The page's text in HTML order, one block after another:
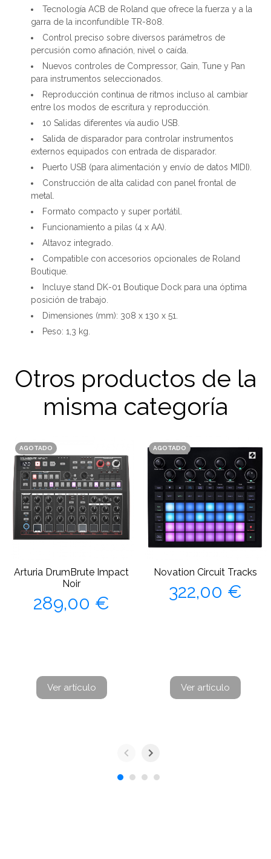
Tecnología ACB de Roland que ofrece la fuerza y a la
garra de la inconfundible TR-808.
Control preciso sobre diversos parámetros de
percusión como afinación, nivel o caída.
Nuevos controles de Compressor, Gain, Tune y Pan
para instrumentos seleccionados.
Reproducción continua de ritmos incluso al cambiar
entre los modos de escritura y reproducción.
10 Salidas diferentes vía audio USB.
Salida de disparador para controlar instrumentos
externos equipados con entrada de disparador.
Puerto USB (para alimentación y envío de datos MIDI).
Construcción de alta calidad con panel frontal de
metal.
Formato compacto y super portátil.
Funcionamiento a pilas (4 x AA).
Altavoz integrado.
Compatible con accesorios opcionales de Roland
Boutique.
Incluye stand DK-01 Boutique Dock para una óptima
posición de trabajo.
Dimensiones (mm): 308 x 130 x 51.
Peso: 1,3 kg.
Otros productos de la
misma categoría
AGOTADO
Arturia DrumBrute Impact
Noir
Precio
289,00 €
Ver artículo
AGOTADO
Novation Circuit Tracks
Precio
322,00 €
Ver artículo